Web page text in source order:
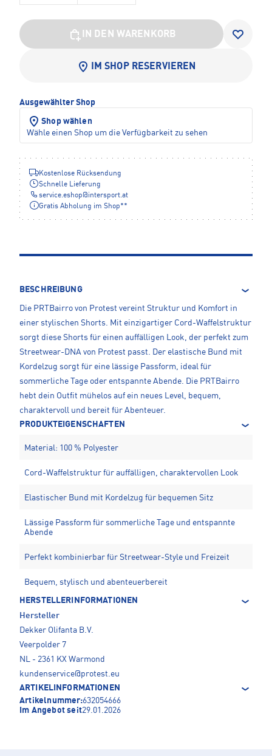
IN DEN WARENKORB
IM SHOP RESERVIEREN
Ausgewählter Shop
Shop wählen
Wähle einen Shop um die Verfügbarkeit zu sehen
Kostenlose Rücksendung
Schnelle Lieferung
service.eshop@ intersport.at
Gratis Abholung im Shop**
BESCHREIBUNG
Die PRTBairro von Protest vereint Struktur und Komfort in
einer stylischen Shorts. Mit einzigartiger Cord-Waffelstruktur
sorgt diese Shorts für einen auffälligen Look, der perfekt zum
Streetwear-DNA von Protest passt. Der elastische Bund mit
Kordelzug sorgt für eine lässige Passform, ideal für
sommerliche Tage oder entspannte Abende. Die PRTBairro
hebt dein Outfit mühelos auf ein neues Level, bequem,
charaktervoll und bereit für Abenteuer.
PRODUKTEIGENSCHAFTEN
Material: 100 % Polyester
Cord-Waffelstruktur für auffälligen, charaktervollen Look
Elastischer Bund mit Kordelzug für bequemen Sitz
Lässige Passform für sommerliche Tage und entspannte
Abende
Perfekt kombinierbar für Streetwear-Style und Freizeit
Bequem, stylisch und abenteuerbereit
HERSTELLERINFORMATIONEN
Hersteller
Dekker Olifanta B.V.
Veerpolder 7
NL - 2361 KX Warmond
kundenservice@protest.eu
ARTIKELINFORMATIONEN
Artikelnummer:632054666
Im Angebot seit29.01.2026